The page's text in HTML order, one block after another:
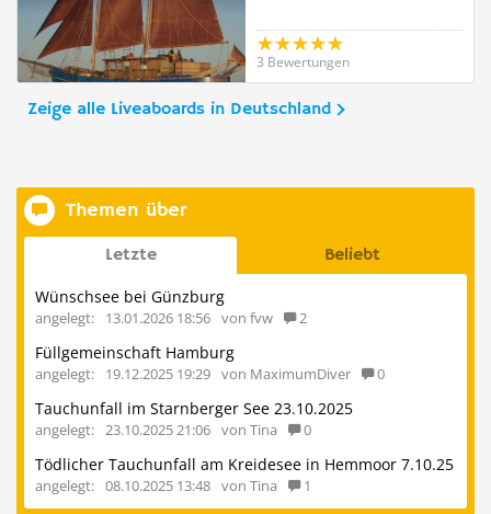
3 Bewertungen
Zeige alle Liveaboards in Deutschland
Themen über
Letzte Beliebt
Wünschsee bei Günzburg
angelegt: 13.01.2026 18:56 von fvw 2
Füllgemeinschaft Hamburg
angelegt: 19.12.2025 19:29 von MaximumDiver 0
Tauchunfall im Starnberger See 23.10.2025
angelegt: 23.10.2025 21:06 von Tina 0
Tödlicher Tauchunfall am Kreidesee in Hemmoor 7.10.25
angelegt: 08.10.2025 13:48 von Tina 1